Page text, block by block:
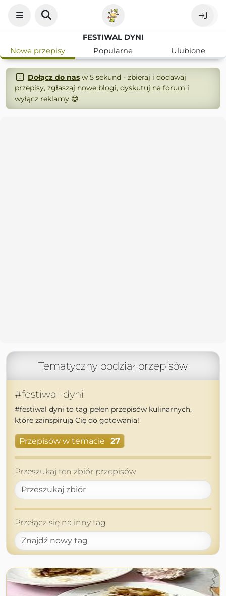
FESTIWAL DYNI
Nowe przepisy
Popularne Ulubione
Dołącz do nasw 5 sekund - zbieraj i dodawaj
przepisy, zgłaszaj nowe blogi, dyskutuj na forum i
wyłącz reklamy 😄
Tematyczny podział przepisów
#festiwal-dyni
#festiwal dyni to tag pełen przepisów kulinarnych,
które zainspirują Cię do gotowania!
Przepisów w temacie 27
Przeszukaj ten zbiór przepisów
Przełącz się na inny tag